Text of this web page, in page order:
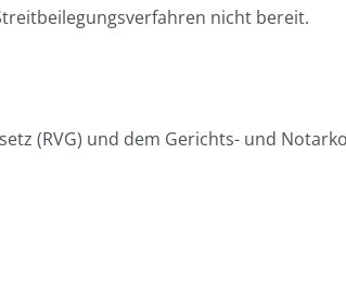
nicht bereit.
(RVG) und dem Gerichts- und